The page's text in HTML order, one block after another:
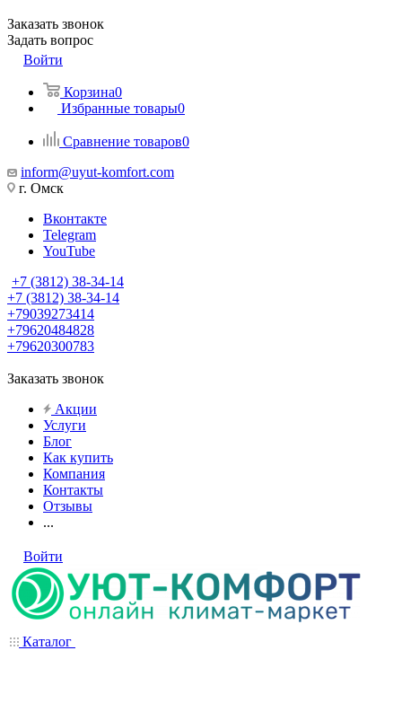
Заказать звонок
Задать вопрос
Войти
Корзина0
Избранные товары0
Сравнение товаров0
inform@uyut-komfort.com
г. Омск
Вконтакте
Telegram
YouTube
+7 (3812) 38-34-14
+7 (3812) 38-34-14
+79039273414
+79620484828
+79620300783
Заказать звонок
Акции
Услуги
Блог
Как купить
Компания
Контакты
Отзывы
...
Войти
Каталог